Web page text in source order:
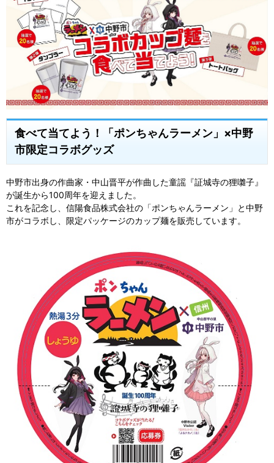
食べて当てよう！「ポンちゃんラーメン」×中野
市限定コラボグッズ
中野市出身の作曲家・中山晋平が作曲した童謡『証城寺の狸囃子』
が誕生から100周年を迎えました。
これを記念し、信陽食品株式会社の「ポンちゃんラーメン」と中野
市がコラボし、限定パッケージのカップ麺を販売しています。